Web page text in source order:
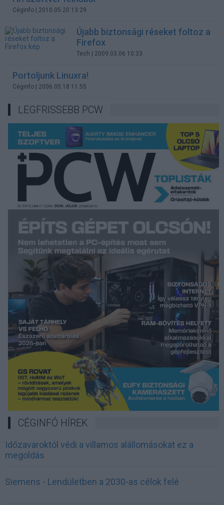
Céginfo | 2010.05.20 13:29
Újabb biztonsági réseket foltoz a
Firefox
Tech | 2009.03.06 10:33
Portoljunk Linuxra!
Céginfo | 2006.05.18 11:55
LEGFRISSEBB PCW
CÉGINFÓ HÍREK
Időzavaroktól védi a villamos alállomásokat ez a
megoldás
Siemens - Lendületben a 2030-as célok felé